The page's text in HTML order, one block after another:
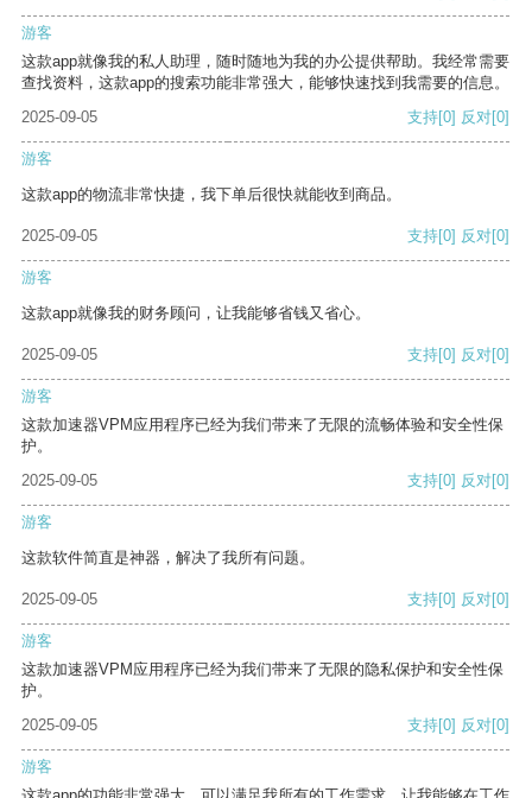
游客
这款app就像我的私人助理，随时随地为我的办公提供帮助。我经常需要
查找资料，这款app的搜索功能非常强大，能够快速找到我需要的信息。
2025-09-05
支持[0] 反对[0]
游客
这款app的物流非常快捷，我下单后很快就能收到商品。
2025-09-05 支持[0] 反对[0]
游客
这款app就像我的财务顾问，让我能够省钱又省心。
2025-09-05 支持[0] 反对[0]
游客
这款加速器VPM应用程序已经为我们带来了无限的流畅体验和安全性保
护。
2025-09-05
支持[0] 反对[0]
游客
这款软件简直是神器，解决了我所有问题。
2025-09-05 支持[0] 反对[0]
游客
这款加速器VPM应用程序已经为我们带来了无限的隐私保护和安全性保
护。
2025-09-05
支持[0] 反对[0]
游客